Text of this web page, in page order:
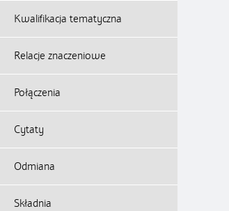
Kwalifikacja tematyczna
Relacje znaczeniowe
Połączenia
Cytaty
Odmiana
Składnia